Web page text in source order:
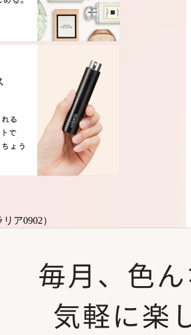
リア0902）